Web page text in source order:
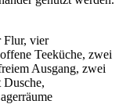
Flur, vier
Teeküche, zwei
Ausgang, zwei
Dusche,